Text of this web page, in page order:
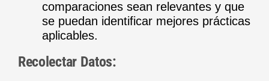
comparaciones sean relevantes y que
se puedan identificar mejores prácticas
aplicables.
Recolectar Datos: